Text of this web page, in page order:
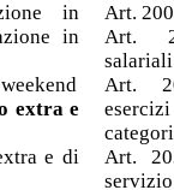
in
in
extra e
e di
Art.
Art.
Art.
Art.
servizio